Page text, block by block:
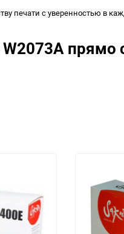
печати с уверенностью в